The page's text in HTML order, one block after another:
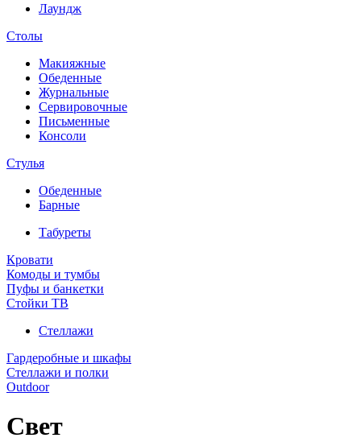
Лаундж
Столы
Макияжные
Обеденные
Журнальные
Сервировочные
Письменные
Консоли
Стулья
Обеденные
Барные
Табуреты
Кровати
Комоды и тумбы
Пуфы и банкетки
Стойки ТВ
Стеллажи
Гардеробные и шкафы
Стеллажи и полки
Outdoor
Свет